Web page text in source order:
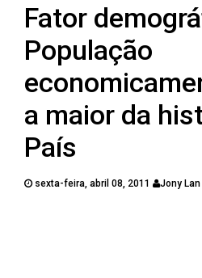
CONSULTORIA
ASSUNTOS
PUBLICAÇÕES
CONTATOS
Fator
População
a maior da
País
sexta-feira, abril 08, 2011 Jony Lan